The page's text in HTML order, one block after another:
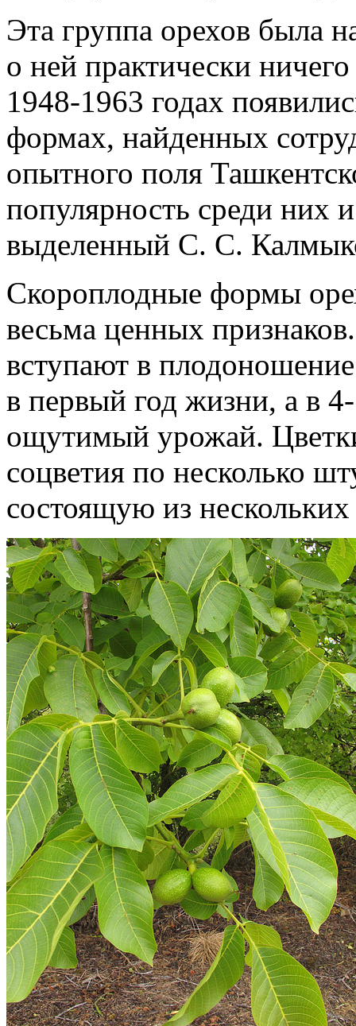
Эта группа орехов была
о ней практически
1948-1963 годах
формах, найденных
опытного поля
популярность среди них
выделенный С. С.
Скороплодные формы
весьма ценных
вступают в
в первый год жизни, а в
ощутимый урожай.
соцветия по несколько
состоящую из нескольких